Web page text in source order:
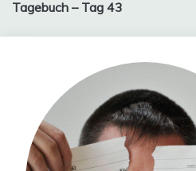
Tagebuch – Tag 43